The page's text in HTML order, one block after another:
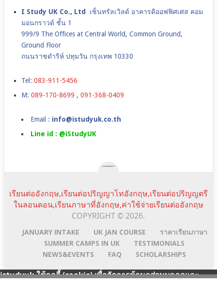
I Study UK Co., Ltd เซ็นทรัลเวิลด์ อาคารดิออฟฟิศเศส คอม
มอนกราวด์ ชั้น 1
999/9 The Offices at Central World, Common Ground,
Ground Floor
ถนนราชดำริห์ ปทุมวัน กรุงเทพ 10330
Tel: 083-911-5456
M: 089-170-8699 , 091-368-0409
Email : info@istudyuk.co.th
Line id : @iStudyUK
เรียนต่ออังกฤษ,เรียนต่อปริญญาโทอังกฤษ,เรียนต่อปริญญตรี
ในลอนดอน,เรียนภาษาที่อังกฤษ,ค่าใช้จ่ายเรียนต่ออังกฤษ
COPYRIGHT © 2026.
JANUARY INTAKE UK JAN COURSE
ราคาเรียนภาษา
SUMMER CAMPS IN UK
TESTIMONIALS
NEWS&EVENTS
FAQ SCHOLARSHIPS
istudyuk ใช้คุกกี้ (cookie) เพื่อจัดการข้อมูลส่วนบุคคลและ